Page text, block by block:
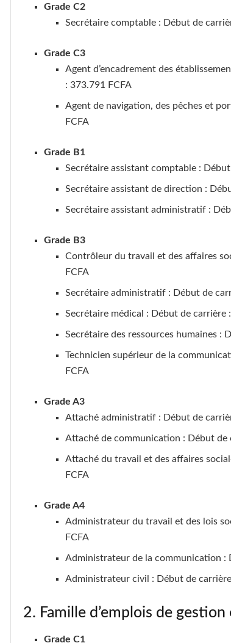
Grade C2
Secrétaire comptable : Début de
Grade C3
Agent d’encadrement des
: 373.791 FCFA
Agent de navigation, des pêches et
FCFA
Grade B1
Secrétaire assistant comptable :
Secrétaire assistant de direction :
Secrétaire assistant administratif :
Grade B3
Contrôleur du travail et des affaires
FCFA
Secrétaire administratif : Début de
Secrétaire médical : Début de carrière
Secrétaire des ressources humaines :
Technicien supérieur de la
FCFA
Grade A3
Attaché administratif : Début de
Attaché de communication : Début de
Attaché du travail et des affaires
FCFA
Grade A4
Administrateur du travail et des lois
FCFA
Administrateur de la communication :
Administrateur civil : Début de
2. Famille d’emplois de
Grade C1